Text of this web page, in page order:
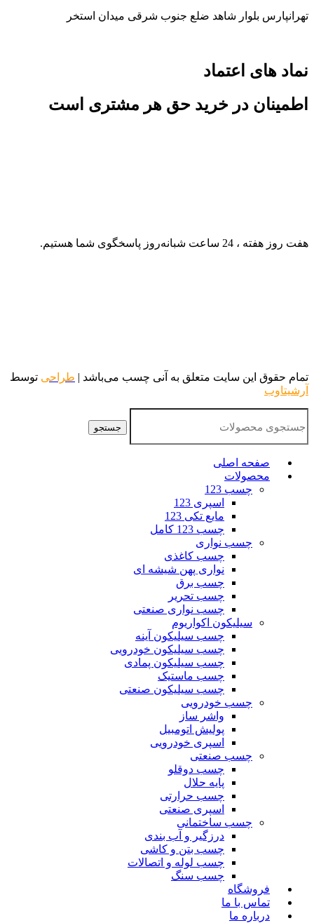
تهرانپارس بلوار شاهد ضلع جنوب شرقی میدان استخر
نماد های اعتماد
اطمینان در خرید حق هر مشتری است
هفت روز هفته ، 24 ساعت شبانه‌روز پاسخگوی شما هستیم.
تمام حقوق این سایت متعلق به آنی چسب می‌باشد | طراحی توسط
آرشیتاوب
جستجو
صفحه اصلی
محصولات
چسب 123
اسپری 123
مایع تکی 123
چسب 123 کامل
چسب نواری
چسب کاغذی
نواری پهن شیشه ای
چسب برق
چسب تحریر
چسب نواری صنعتی
سیلیکون اکواریوم
چسب سیلیکون آینه
چسب سیلیکون خودرویی
چسب سیلیکون پمادی
چسب ماستیک
چسب سیلیکون صنعتی
چسب خودرویی
واشر ساز
پولیش اتومبیل
اسپری خودرویی
چسب صنعتی
چسب دوقلو
پایه حلال
چسب حرارتی
اسپری صنعتی
چسب ساختمانی
درزگیر و آب بندی
چسب بتن و کاشی
چسب لوله و اتصالات
چسب سنگ
فروشگاه
تماس با ما
درباره ما